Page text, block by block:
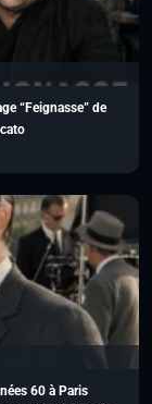
“Feignasse” de
60 à Paris